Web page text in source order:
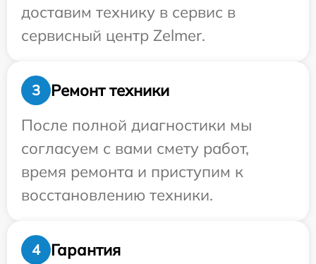
доставим технику в сервис в
сервисный центр Zelmer.
3
Ремонт техники
После полной диагностики мы
согласуем с вами смету работ,
время ремонта и приступим к
восстановлению техники.
4
Гарантия